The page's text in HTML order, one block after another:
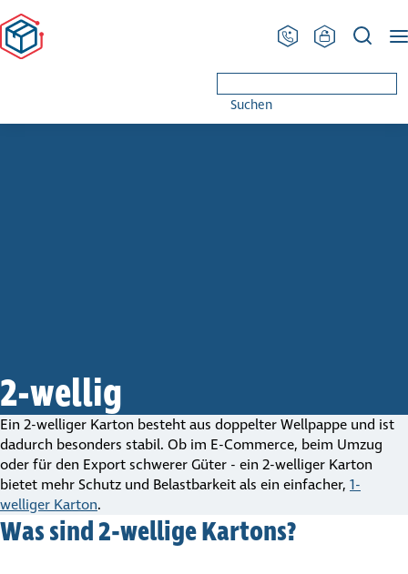
Suchen
2-wellig
2-wellig
Ein 2-welliger Karton besteht aus doppelter Wellpappe und ist
dadurch besonders stabil. Ob im E-Commerce, beim Umzug
oder für den Export schwerer Güter - ein 2-welliger Karton
bietet mehr Schutz und Belastbarkeit als ein einfacher, 1-
welliger Karton.
Was sind 2-wellige Kartons?